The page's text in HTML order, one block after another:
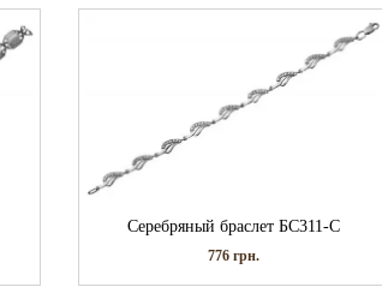
Серебряный браслет БС311-С
776грн.